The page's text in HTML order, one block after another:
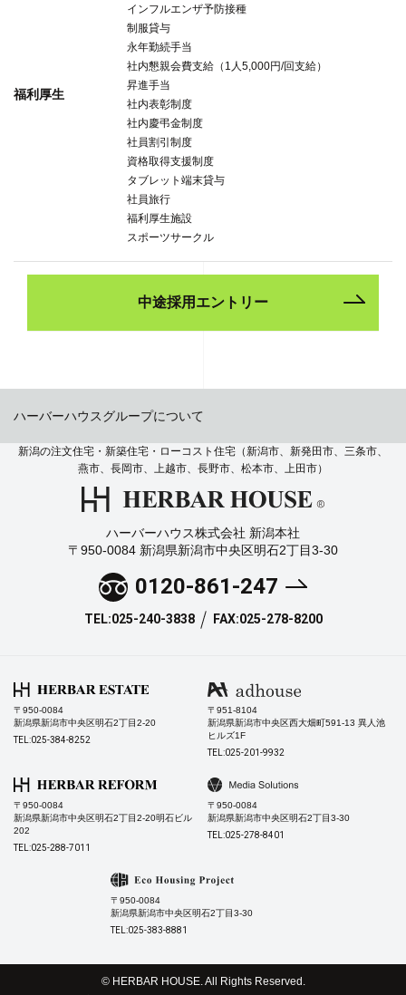
福利厚生
インフルエンザ予防接種
制服貸与
永年勤続手当
社内懇親会費支給（1人5,000円/回支給）
昇進手当
社内表彰制度
社内慶弔金制度
社員割引制度
資格取得支援制度
タブレット端末貸与
社員旅行
福利厚生施設
スポーツサークル
中途採用エントリー
ハーバーハウスグループについて
新潟の注文住宅・新築住宅・ローコスト住宅（新潟市、新発田市、三条市、
燕市、長岡市、上越市、長野市、松本市、上田市）
ハーバーハウス株式会社 新潟本社
〒950-0084 新潟県新潟市中央区明石2丁目3-30
0120-861-247
TEL:025-240-3838 FAX:025-278-8200
〒950-0084
新潟県新潟市中央区明石2丁目2-20
TEL:025-384-8252
〒951-8104
新潟県新潟市中央区西大畑町591-13 異人池
ヒルズ1F
TEL:025-201-9932
〒950-0084
新潟県新潟市中央区明石2丁目2-20明石ビル
202
TEL:025-288-7011
〒950-0084
新潟県新潟市中央区明石2丁目3-30
TEL:025-278-8401
〒950-0084
新潟県新潟市中央区明石2丁目3-30
TEL:025-383-8881
© HERBAR HOUSE. All Rights Reserved.